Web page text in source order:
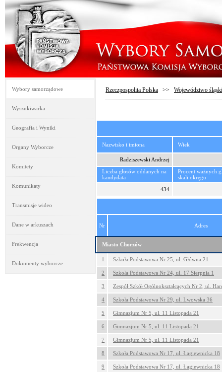
Wybory samorządowe
Wyszukiwarka
Geografia i Wyniki
Organy Wyborcze
Komitety
Komunikaty
Transmisje wideo
Dane w arkuszach
Frekwencja
Dokumenty wyborcze
Rzeczpospolita Polska >> Województwo
Nazwisko i imiona Wiek
Radziszewski Andrzej
Liczba głosów oddanych na
kandydata
Procent ważnych
skali okręgu
434
Nr Adres
Miasto Chorzów
1 Szkoła Podstawowa Nr 25, ul. Główna 21
2 Szkoła Podstawowa Nr 24, ul. 17 Sierpnia 1
3 Zespół Szkół Ogólnokształcących Nr 2, ul.
4 Szkoła Podstawowa Nr 29, ul. Lwowska 36
5 Gimnazjum Nr 5, ul. 11 Listopada 21
6 Gimnazjum Nr 5, ul. 11 Listopada 21
7 Gimnazjum Nr 5, ul. 11 Listopada 21
8 Szkoła Podstawowa Nr 17, ul. Łagiewnicka 18
9 Szkoła Podstawowa Nr 17, ul. Łagiewnicka 18